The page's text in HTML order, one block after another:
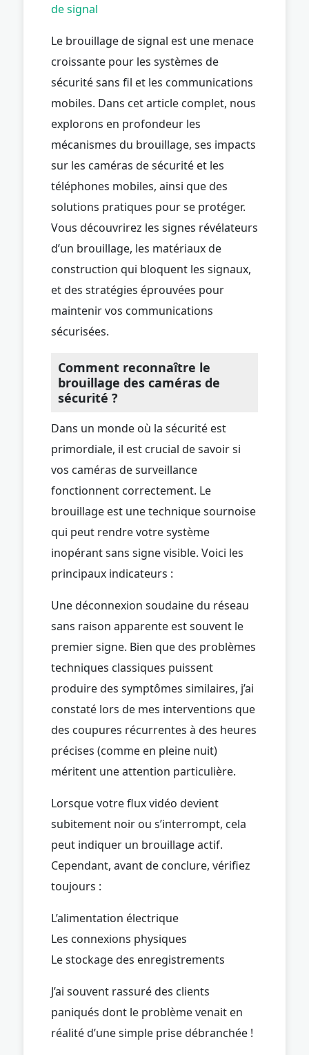
de signal
Le brouillage de signal est une menace
croissante pour les systèmes de
sécurité sans fil et les communications
mobiles. Dans cet article complet, nous
explorons en profondeur les
mécanismes du brouillage, ses impacts
sur les caméras de sécurité et les
téléphones mobiles, ainsi que des
solutions pratiques pour se protéger.
Vous découvrirez les signes révélateurs
d’un brouillage, les matériaux de
construction qui bloquent les signaux,
et des stratégies éprouvées pour
maintenir vos communications
sécurisées.
Comment reconnaître le
brouillage des caméras de
sécurité ?
Dans un monde où la sécurité est
primordiale, il est crucial de savoir si
vos caméras de surveillance
fonctionnent correctement. Le
brouillage est une technique sournoise
qui peut rendre votre système
inopérant sans signe visible. Voici les
principaux indicateurs :
Une déconnexion soudaine du réseau
sans raison apparente est souvent le
premier signe. Bien que des problèmes
techniques classiques puissent
produire des symptômes similaires, j’ai
constaté lors de mes interventions que
des coupures récurrentes à des heures
précises (comme en pleine nuit)
méritent une attention particulière.
Lorsque votre flux vidéo devient
subitement noir ou s’interrompt, cela
peut indiquer un brouillage actif.
Cependant, avant de conclure, vérifiez
toujours :
L’alimentation électrique
Les connexions physiques
Le stockage des enregistrements
J’ai souvent rassuré des clients
paniqués dont le problème venait en
réalité d’une simple prise débranchée !